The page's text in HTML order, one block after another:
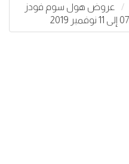
عروض هول سوم فودز